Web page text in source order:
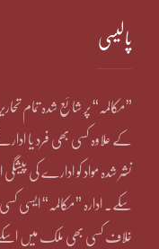
پالیسی
”مکالمہ“ پر شائع شدہ تمام
کے علاوہ کسی بھی فرد یا
نشر شدہ مواد کو ادارے کی
سکے۔ ادارہ ”مکالمہ“ ایسی
خلاف کسی بھی ملک میں اسکے